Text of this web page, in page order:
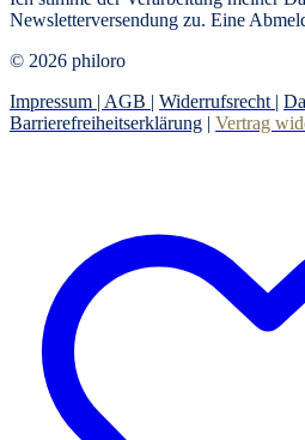
Newsletterversendung zu. Eine
© 2026 philoro
Impressum | AGB | Widerrufsrecht |
Barrierefreiheitserklärung | Vertrag